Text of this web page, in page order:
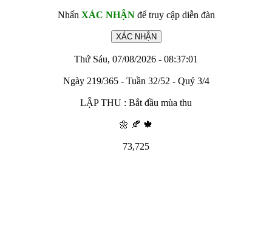
Nhấn XÁC NHẬNđể truy cập diễn đàn
Thứ Sáu, 07/08/2026 - 08:37:01
Ngày 219/365 - Tuần 32/52 - Quý 3/4
LẬP THU : Bắt đầu mùa thu
🌼 🍂 🍁
73,725